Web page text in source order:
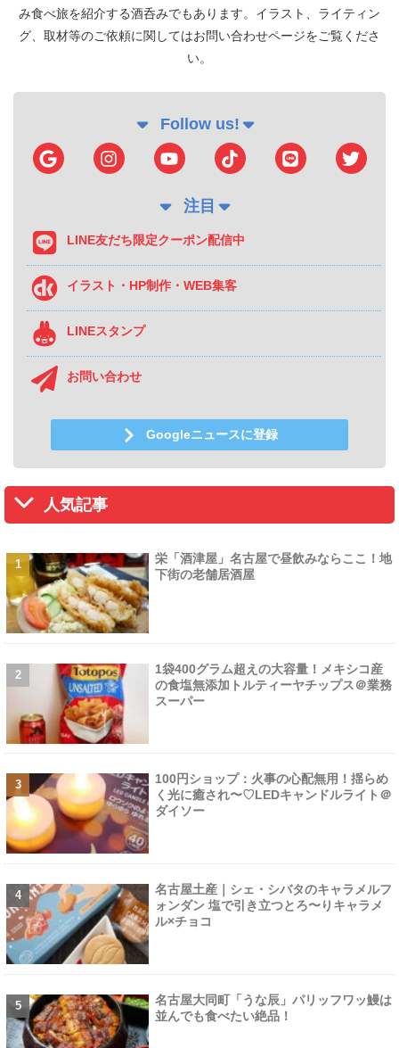
み食べ旅を紹介する酒呑みでもあります。イラスト、ライティン
グ、取材等のご依頼に関してはお問い合わせページをご覧くださ
い。
Follow us!
注目
LINE友だち限定クーポン配信中
イラスト・HP制作・WEB集客
LINEスタンプ
お問い合わせ
Googleニュースに登録
人気記事
栄「酒津屋」名古屋で昼飲みならここ！地
下街の老舗居酒屋
1袋400グラム超えの大容量！メキシコ産
の食塩無添加トルティーヤチップス＠業務
スーパー
100円ショップ：火事の心配無用！揺らめ
く光に癒され〜♡LEDキャンドルライト＠
ダイソー
名古屋土産｜シェ・シバタのキャラメルフ
ォンダン 塩で引き立つとろ〜りキャラメ
ル×チョコ
名古屋大同町「うな辰」パリッフワッ鰻は
並んでも食べたい絶品！